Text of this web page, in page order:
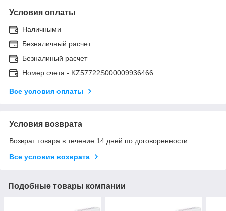
Условия оплаты
Наличными
Безналичный расчет
Безналиный расчет
Номер счета - KZ57722S000009936466
Все условия оплаты
Условия возврата
Возврат товара в течение 14 дней по договоренности
Все условия возврата
Подобные товары компании